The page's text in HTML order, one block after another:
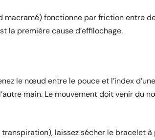
fonctionne par friction entre
la première cause d’effilochage.
le nœud entre le pouce et l’index
main. Le mouvement doit venir du
laissez sécher le bracelet à